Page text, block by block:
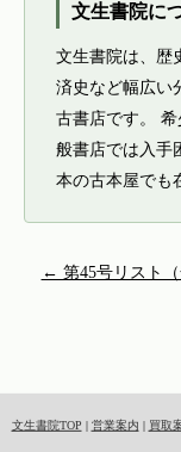
文生書院に
文生書院は、歴
済史など幅広い
古書店です。
般書店では入手
本の古本屋でも
← 第45号リスト
文生書院TOP | 営業案内 | 買取